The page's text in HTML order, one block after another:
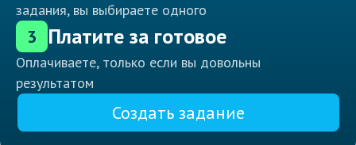
задания, вы выбираете одного
3 Платите за готовое
Оплачиваете, только если вы довольны
результатом
Создать задание